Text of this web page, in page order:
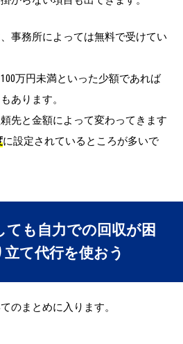
事務所によっては無料で受けてい
万円未満といった少額であれば
あります。
先と金額によって変わってきます
に設定されているところが多いで
ても自力での回収が困
て代行を使おう
のまとめに入ります。